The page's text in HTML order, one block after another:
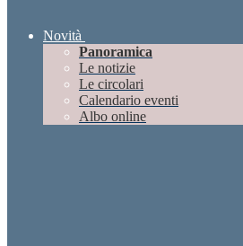
Novità
Panoramica
Le notizie
Le circolari
Calendario eventi
Albo online